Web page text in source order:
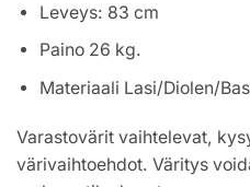
Leveys: 83 cm
Paino 26 kg.
Materiaali Lasi/Diolen/
Varastovärit vaihtelevat,
värivaihtoehdot. Väritys